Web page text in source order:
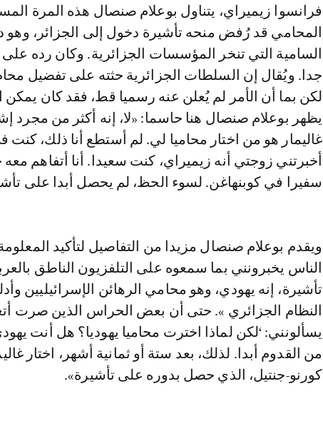
فرانسوا زيميراي، يتناول بوعلام صنصال هذه المرة
المحامي قد رُفض منحه تأشيرة دخول إلى الجزائر، وهو
السامية التي تنخر المؤسسات الجزائرية. وكان رده
جدا. ويُقال إن السلطات الجزائرية حثته على تفضيل
لكن بما أن الأمر لم يُعلن عنه رسميا قط، فقد كان يمكن
يظهر بوعلام صنصال هنا حاسما: «لا، إنه أكثر من مجرد
غاليمار هو من اختار محاميا لي. لم أستطع أنا ذلك،
أخبرتني زوجتي أنه زيميراي، كنت سعيدا. أنا أتفاهم
سفيرا في كوبنهاغن. لسوء الحظ، لم يحصل أبدا على
ويقدم بوعلام صنصال مزيدا من التفاصيل لتأكيد
الناس يخبرونني بما سمعوه على التلفزيون الناطق
تأشيرة، إنه يهودي، وهو محامي الرهائن الإسرائيليين
النظام الجزائري ». حتى أن بعض الحراس الذين صرت
يسألونني: ‘لكن لماذا اخترت محاميا يهوديا؟ هل أنت
من القدوم أبدا. لذلك، بعد ستة أو ثمانية أشهر، اختار
كورنو-جنتيل، الذي حصل بدوره على تأشيرة».